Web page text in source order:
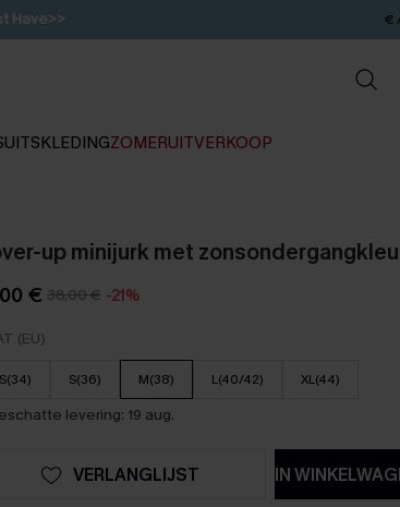
€
KLEDINGZOMERUITVERKOOP
up minijurk met
€ 38,00 € -21%
(EU)
S(36) M(38) L(40/42) XL(44)
levering: 19 aug.
IN
VERLANGLIJST